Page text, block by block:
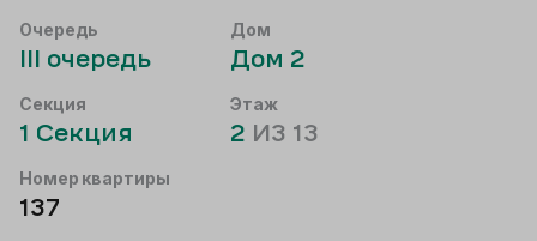
Очередь
III очередь
Дом
Дом 2
Секция
1 Секция
Этаж
2 ИЗ 13
Номер квартиры
137